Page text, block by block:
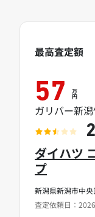
新潟県新潟市中央
査定依頼日：
ダイハツ
プ
最高査定額
57 万
円
ガリバー新